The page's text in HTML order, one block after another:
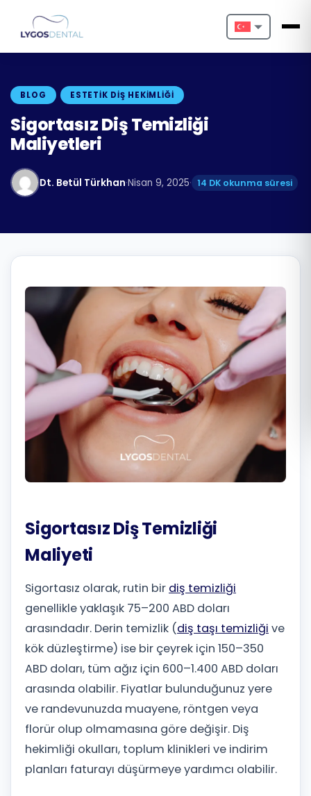
Nederlands
Português
Български
Română
Русский
BLOG ESTETIK DIŞ HEKIMLIĞI
Sigortasız Diş Temizliği
Maliyetleri
Dt. Betül Türkhan·Nisan 9, 2025· 14 DK okunma süresi
Sigortasız Diş Temizliği
Maliyeti
Sigortasız olarak, rutin bir diş temizliği
genellikle yaklaşık 75–200 ABD doları
arasındadır. Derin temizlik (diş taşı temizliği ve
kök düzleştirme) ise bir çeyrek için 150–350
ABD doları, tüm ağız için 600–1.400 ABD doları
arasında olabilir. Fiyatlar bulunduğunuz yere
ve randevunuzda muayene, röntgen veya
florür olup olmamasına göre değişir. Diş
hekimliği okulları, toplum klinikleri ve indirim
planları faturayı düşürmeye yardımcı olabilir.